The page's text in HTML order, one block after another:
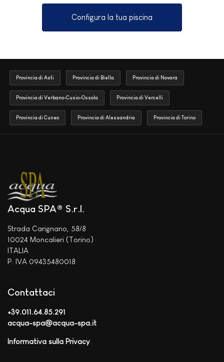
Configura la tua piscina
Provincia di Asti Provincia di Biella Provincia di Novara
Provincia di Verbano-Cusio-Ossola Provincia di Vercelli
Provincia di Cuneo Provincia di Alessandria Provincia di Torino
Acqua SPA® S.r.l.
Strada Carignano, 58/8
10024 Moncalieri (Torino)
ITALIA
P. IVA 09435480018
Contattaci
+39.011.64.85.291
acqua-spa@acqua-spa.it
Informativa sulla Privacy